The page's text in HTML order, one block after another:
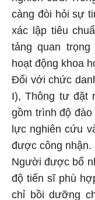
càng đòi hỏi sự
xác lập tiêu
tảng quan
hoạt động khoa
Đối với chức
I), Thông tư đặt
gồm trình độ
lực nghiên cứu
được công nhận.
Người được bổ
độ tiến sĩ phù
chỉ bồi dưỡng